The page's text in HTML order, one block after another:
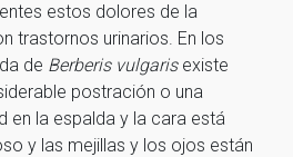
estos dolores de la
trastornos urinarios. En los
de Berberis vulgaris existe
postración o una
en la espalda y la cara está
y las mejillas y los ojos están